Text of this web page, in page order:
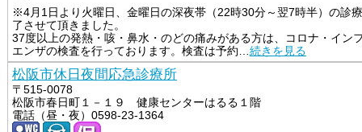
※4月1日より火曜日、金曜日の深夜帯（22時30分～翌7時半）の診
了させて頂きました。
37度以上の発熱・咳・鼻水・のどの痛みがある方は、コロナ・イン
エンザの検査を行っております。検査は予約
続きを見る
松阪市休日夜間応急診療所
〒515-0078
松阪市春日町１－１９ 健康センターはるる１階
電話（昼・夜）0598-23-1364